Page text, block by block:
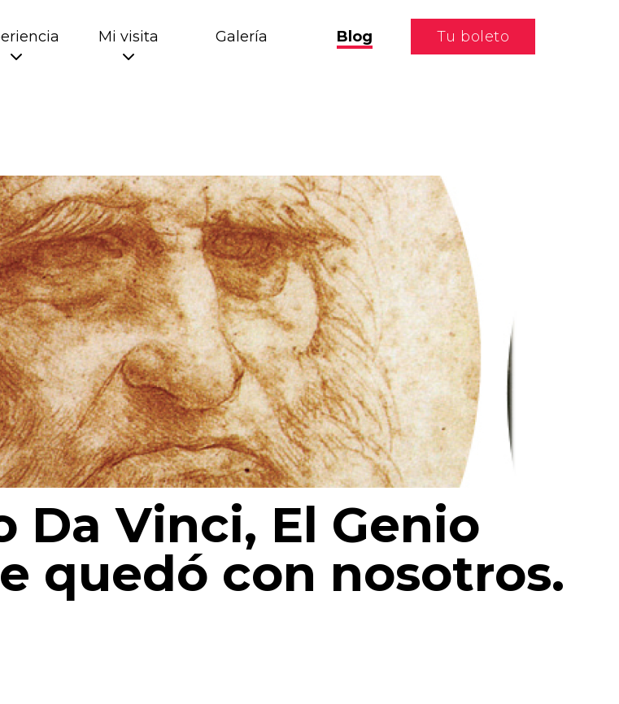
Mi visita Galería Blog Tu boleto
Da Vinci, El Genio
quedó con nosotros.